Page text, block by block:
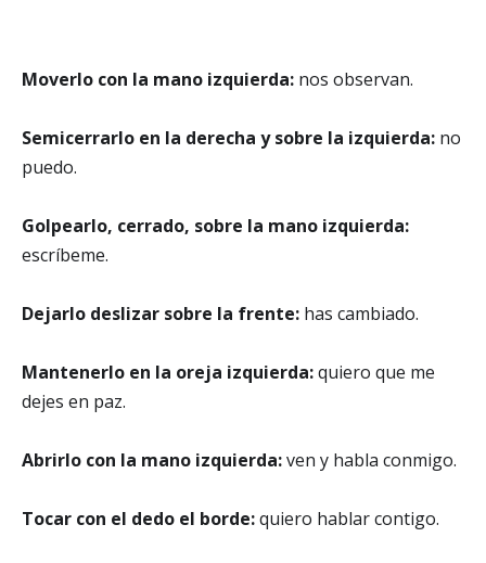
Moverlo con la mano izquierda: nos observan.
Semicerrarlo en la derecha y sobre la izquierda: no
puedo.
Golpearlo, cerrado, sobre la mano izquierda:
escríbeme.
Dejarlo deslizar sobre la frente: has cambiado.
Mantenerlo en la oreja izquierda:quiero que me
dejes en paz.
Abrirlo con la mano izquierda:ven y habla conmigo.
Tocar con el dedo el borde:quiero hablar contigo.